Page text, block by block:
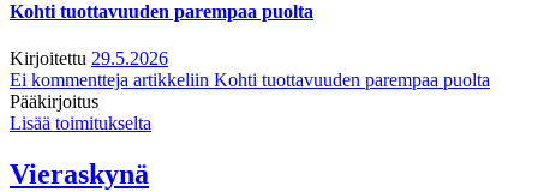
Kohti tuottavuuden parempaa puolta
Kirjoitettu 29.5.2026
Ei kommentteja artikkeliin Kohti tuottavuuden parempaa puolta
Pääkirjoitus
Lisää toimitukselta
Vieraskynä